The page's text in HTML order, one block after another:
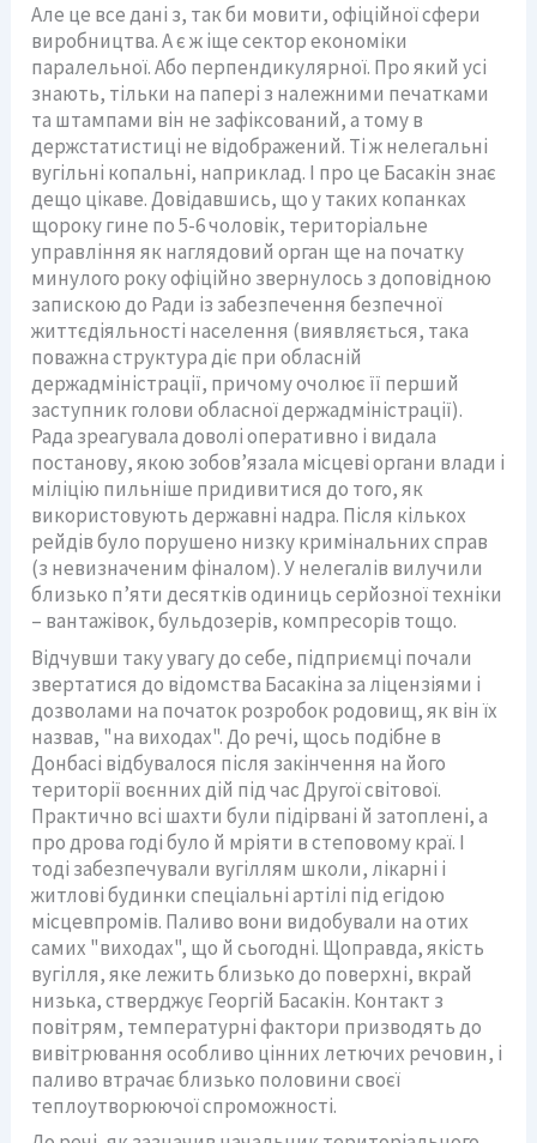
Але це все дані з, так би мовити, офіційної сфери
виробництва. А є ж іще сектор економіки
паралельної. Або перпендикулярної. Про який усі
знають, тільки на папері з належними печатками
та штампами він не зафіксований, а тому в
держстатистиці не відображений. Ті ж нелегальні
вугільні копальні, наприклад. І про це Басакін знає
дещо цікаве. Довідавшись, що у таких копанках
щороку гине по 5-6 чоловік, територіальне
управління як наглядовий орган ще на початку
минулого року офіційно звернулось з доповідною
запискою до Ради із забезпечення безпечної
життєдіяльності населення (виявляється, така
поважна структура діє при обласній
держадміністрації, причому очолює її перший
заступник голови обласної держадміністрації).
Рада зреагувала доволі оперативно і видала
постанову, якою зобов’язала місцеві органи влади і
міліцію пильніше придивитися до того, як
використовують державні надра. Після кількох
рейдів було порушено низку кримінальних справ
(з невизначеним фіналом). У нелегалів вилучили
близько п’яти десятків одиниць серйозної техніки
– вантажівок, бульдозерів, компресорів тощо.
Відчувши таку увагу до себе, підприємці почали
звертатися до відомства Басакіна за ліцензіями і
дозволами на початок розробок родовищ, як він їх
назвав, "на виходах". До речі, щось подібне в
Донбасі відбувалося після закінчення на його
території воєнних дій під час Другої світової.
Практично всі шахти були підірвані й затоплені, а
про дрова годі було й мріяти в степовому краї. І
тоді забезпечували вугіллям школи, лікарні і
житлові будинки спеціальні артілі під егідою
місцевпромів. Паливо вони видобували на отих
самих "виходах", що й сьогодні. Щоправда, якість
вугілля, яке лежить близько до поверхні, вкрай
низька, стверджує Георгій Басакін. Контакт з
повітрям, температурні фактори призводять до
вивітрювання особливо цінних летючих речовин, і
паливо втрачає близько половини своєї
теплоутворюючої спроможності.